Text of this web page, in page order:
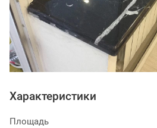
Характеристики
Площадь